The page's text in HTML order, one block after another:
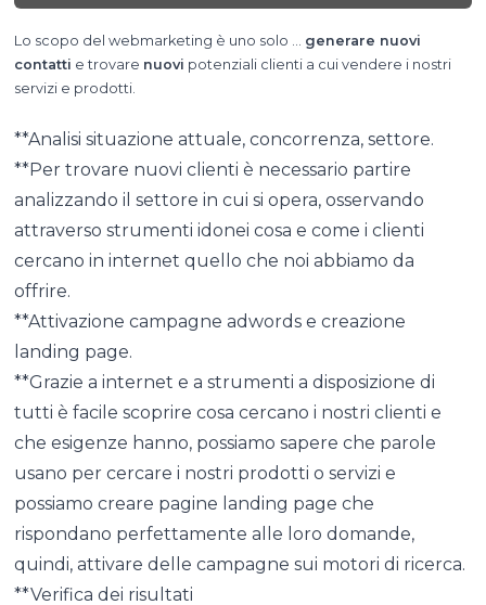
Lo scopo del webmarketing è uno solo … generare nuovi
contatti e trovare nuovi potenziali clienti a cui vendere i nostri
servizi e prodotti.
**Analisi situazione attuale, concorrenza, settore.
**Per trovare nuovi clienti è necessario partire
analizzando il settore in cui si opera, osservando
attraverso strumenti idonei cosa e come i clienti
cercano in internet quello che noi abbiamo da
offrire.
**Attivazione campagne adwords e creazione
landing page.
**Grazie a internet e a strumenti a disposizione di
tutti è facile scoprire cosa cercano i nostri clienti e
che esigenze hanno, possiamo sapere che parole
usano per cercare i nostri prodotti o servizi e
possiamo creare pagine landing page che
rispondano perfettamente alle loro domande,
quindi, attivare delle campagne sui motori di ricerca.
**Verifica dei risultati